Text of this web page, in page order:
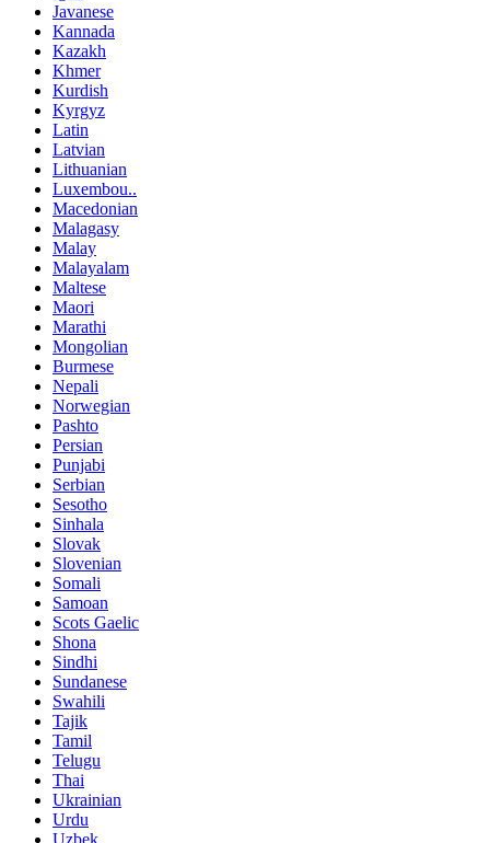
Javanese
Kannada
Kazakh
Khmer
Kurdish
Kyrgyz
Latin
Latvian
Lithuanian
Luxembou..
Macedonian
Malagasy
Malay
Malayalam
Maltese
Maori
Marathi
Mongolian
Burmese
Nepali
Norwegian
Pashto
Persian
Punjabi
Serbian
Sesotho
Sinhala
Slovak
Slovenian
Somali
Samoan
Scots Gaelic
Shona
Sindhi
Sundanese
Swahili
Tajik
Tamil
Telugu
Thai
Ukrainian
Urdu
Uzbek